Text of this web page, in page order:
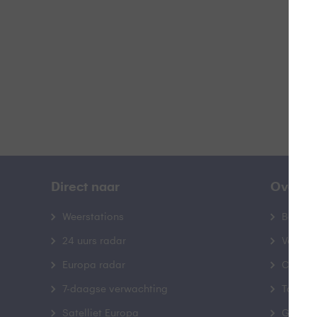
Direct naar
Weerstations
24 uurs radar
Europa radar
7-daagse verwachting
Satelliet Europa
Over
Contact